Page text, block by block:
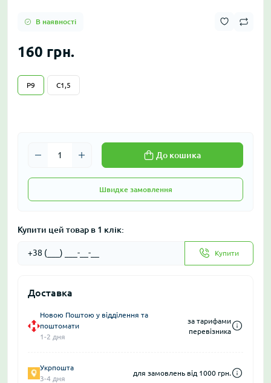
В наявності
160 грн.
P9 C1,5
До кошика
Швидке замовлення
Купити цей товар в 1 клік:
Купити
Доставка
Новою Поштою у відділення та
поштомати
1-2 дня
за тарифами
перевізника
Укрпошта
3-4 дня
для замовлень від 1000 грн.